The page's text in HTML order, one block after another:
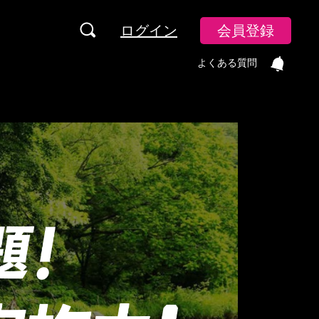
ログイン 会員登録
よくある質問